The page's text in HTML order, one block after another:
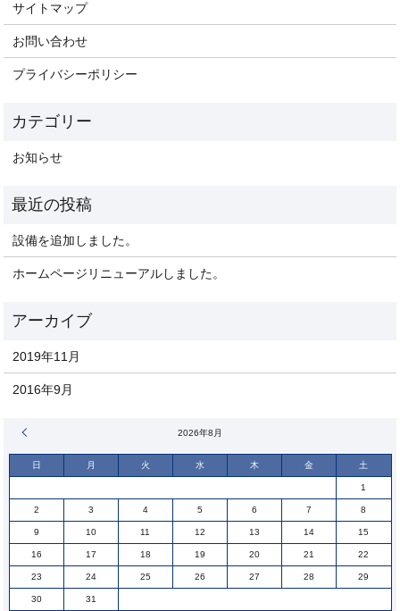
サイトマップ
お問い合わせ
プライバシーポリシー
お知らせ
設備を追加しました。
ホームページリニューアルしました。
2019年11月
2016年9月
2026年8月
日 月 火 水 木 金 土
1
2 3 4 5 6 7 8
9 10 11 12 13 14 15
16 17 18 19 20 21 22
23 24 25 26 27 28 29
30 31